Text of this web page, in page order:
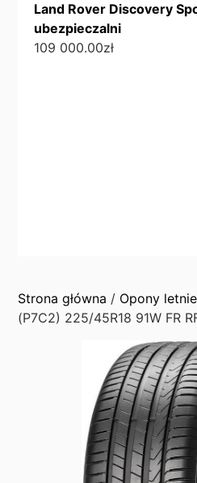
Land Rover Discovery
ubezpieczalni
109 000.00zł
Strona główna / Opony letnie
(P7C2) 225/45R18 91W FR